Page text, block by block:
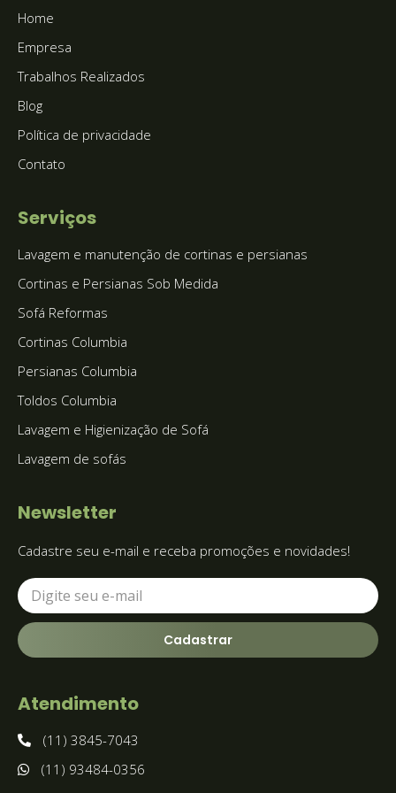
Home
Empresa
Trabalhos Realizados
Blog
Política de privacidade
Contato
Serviços
Lavagem e manutenção de cortinas e persianas
Cortinas e Persianas Sob Medida
Sofá Reformas
Cortinas Columbia
Persianas Columbia
Toldos Columbia
Lavagem e Higienização de Sofá
Lavagem de sofás
Newsletter
Cadastre seu e-mail e receba promoções e novidades!
Cadastrar
Atendimento
(11) 3845-7043
(11) 93484-0356